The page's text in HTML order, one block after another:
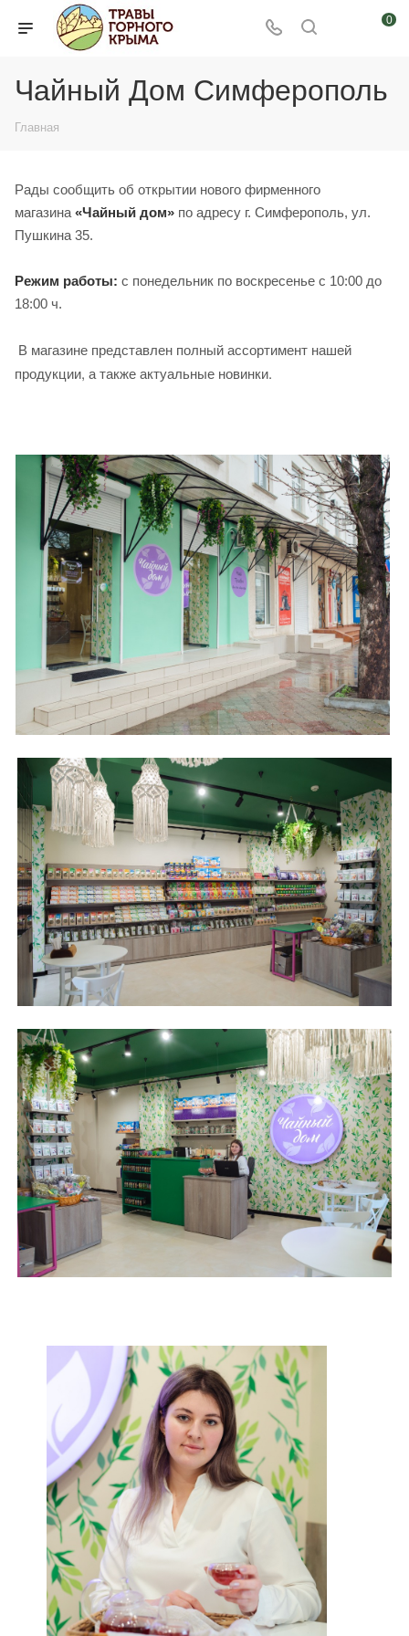
0
Чайный Дом Симферополь
Главная
Рады сообщить об открытии нового фирменного
магазина «Чайный дом» по адресу г. Симферополь, ул.
Пушкина 35.
Режим работы: с понедельник по воскресенье с 10:00 до
18:00 ч.
В магазине представлен полный ассортимент нашей
продукции, а также актуальные новинки.